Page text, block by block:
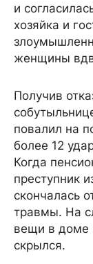
и
хозяйка и
женщины
Получив
повалил на
более 12
Когда
преступник
скончалась
травмы. На
вещи в доме
скрылся.